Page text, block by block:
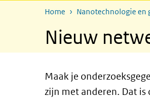
Home Nanotechnologie en
Nieuw
Maak je
zijn met anderen. Dat is